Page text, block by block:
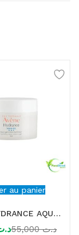
au panier
AVENE HYDRANCE AQUA GEL-CREME HYDRATANT 50ML
د.ت55,000